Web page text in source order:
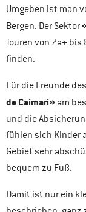
Umgeben ist man
Bergen. Der Sektor
Touren von 7a+
finden.
Für die Freunde
de Caimari» am
und die
fühlen sich Kinder
Gebiet sehr
bequem zu Fuß.
Damit ist nur ein